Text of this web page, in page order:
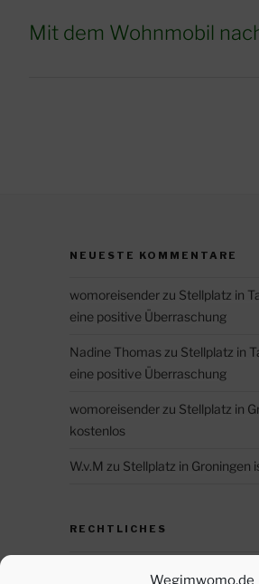
Wegimwomo.de
Mit dem Wohnmobil
NEUESTE KOMMENTARE
womoreisenderzu Stellplatz in
eine positive Überraschung
Nadine Thomaszu Stellplatz in
eine positive Überraschung
womoreisenderzu Stellplatz in
kostenlos
W.v.M zu Stellplatz in Groningen
RECHTLICHES